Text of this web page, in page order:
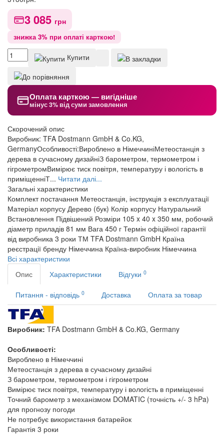
3 085 грн
знижка 3% при оплаті карткою!
Купити
Оплата карткою — вигідніше
мінус 3% від суми замовлення
Скорочений опис
Виробник: TFA Dostmann GmbH & Co.KG,
GermanyОсобливості:Вироблено в НімеччиніМетеостанція з
дерева в сучасному дизайніЗ барометром, термометром і
гігрометромВимірює тиск повітря, температуру і вологість в
приміщенніТ... Читати далі...
Загальні характеристики
Комплект постачання Метеостанція, інструкція з експлуатації
Матеріал корпусу Дерево (бук) Колір корпусу Натуральний
Встановлення Підвішений Розміри 105 x 40 x 350 мм, робочий
діаметр приладів 81 мм Вага 450 г Термін офіційної гарантії
від виробника 3 роки ТМ TFA Dostmann GmbH Країна
реєстрації бренду Німеччина Країна-виробник Німеччина
Всі характеристики
Опис
Характеристики Відгуки 0
Питання - відповідь 0 Доставка Оплата за товар
Виробник: TFA Dostmann GmbH & Co.KG, Germany
Особливості:
Вироблено в Німеччині
Метеостанція з дерева в сучасному дизайні
З барометром, термометром і гігрометром
Вимірює тиск повітря, температуру і вологість в приміщенні
Точний барометр з механізмом DOMATIC (точність +/- 3 hPa)
для прогнозу погоди
Не потребує використання батарейок
Гарантія 3 роки